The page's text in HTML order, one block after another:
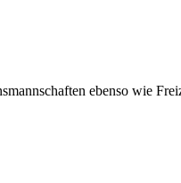
ebenso wie